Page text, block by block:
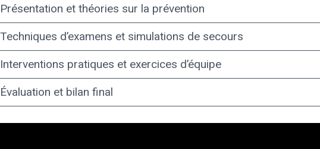
Présentation et théories sur la prévention
Techniques d’examens et simulations de secours
Interventions pratiques et exercices d’équipe
Évaluation et bilan final